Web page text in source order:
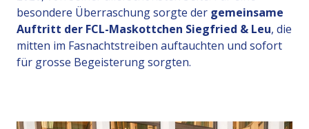
besondere Überraschung sorgte der gemeinsame
Auftritt der FCL-Maskottchen Siegfried & Leu, die
mitten im Fasnachtstreiben auftauchten und sofort
für grosse Begeisterung sorgten.